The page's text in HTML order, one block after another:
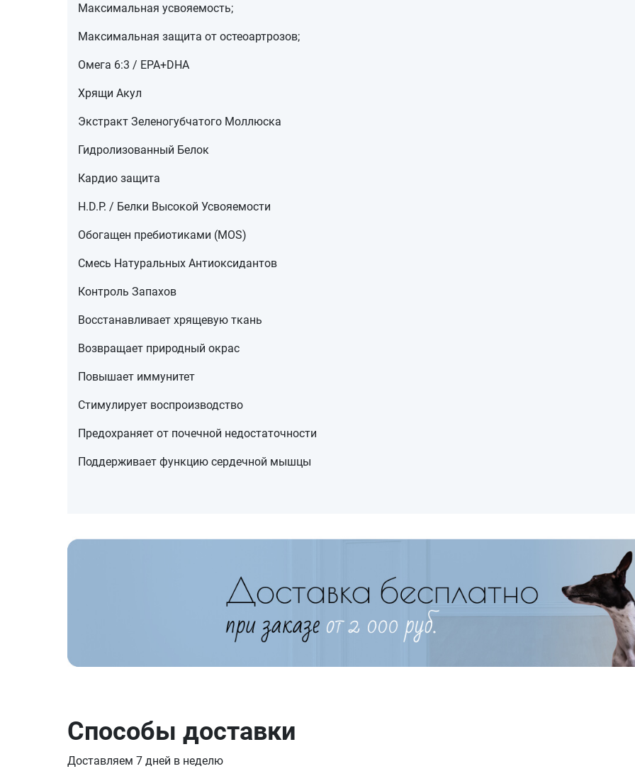
Максимальная усвояемость;
Максимальная защита от остеоартрозов;
Омега 6:3 / EPA+DHA
Хрящи Акул
Экстракт Зеленогубчатого Моллюска
Гидролизованный Белок
Кардио защита
H.D.P. / Белки Высокой Усвояемости
Обогащен пребиотиками (MOS)
Смесь Натуральных Антиоксидантов
Контроль Запахов
Восстанавливает хрящевую ткань
Возвращает природный окрас
Повышает иммунитет
Стимулирует воспроизводство
Предохраняет от почечной недостаточности
Поддерживает функцию сердечной мышцы
Способы доставки
Доставляем 7 дней в неделю
Имя